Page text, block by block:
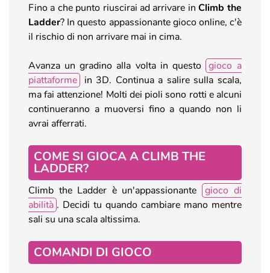
Fino a che punto riuscirai ad arrivare in Climb the
Ladder? In questo appassionante gioco online, c'è
il rischio di non arrivare mai in cima.
Avanza un gradino alla volta in questo gioco a
piattaforme in 3D. Continua a salire sulla scala,
ma fai attenzione! Molti dei pioli sono rotti e alcuni
continueranno a muoversi fino a quando non li
avrai afferrati.
COME SI GIOCA A CLIMB THE
LADDER?
Climb the Ladder è un'appassionante
gioco di
abilità . Decidi tu quando cambiare mano mentre
sali su una scala altissima.
COMANDI DI GIOCO